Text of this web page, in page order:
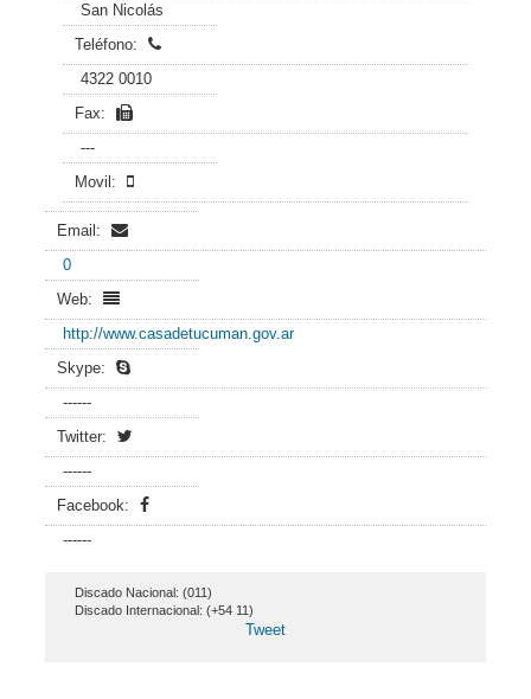
San Nicolás
Teléfono:
4322 0010
Fax:
---
Movil:
Email:
0
Web:
http://www.casadetucuman.gov.ar
Skype:
------
Twitter:
------
Facebook:
------
Discado Nacional: (011)
Discado Internacional: (+54 11)
Tweet